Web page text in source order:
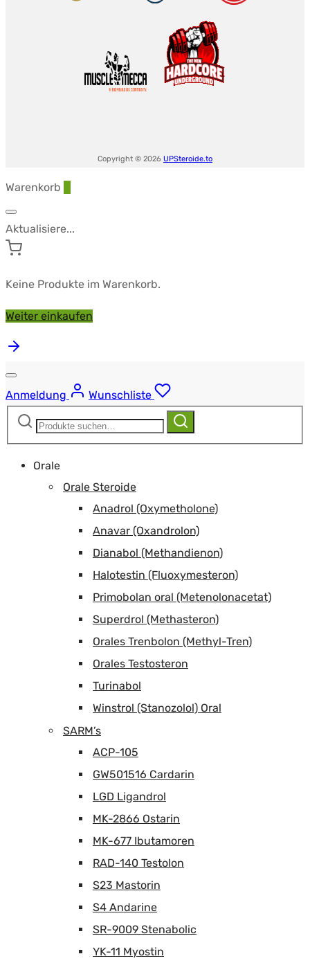
Copyright © 2026 UPSteroide.to
Warenkorb
Aktualisiere...
Keine Produkte im Warenkorb.
Weiter einkaufen
Anmeldung
Wunschliste
Suchen
Suchen
Orale
Orale Steroide
Anadrol (Oxymetholone)
Anavar (Oxandrolon)
Dianabol (Methandienon)
Halotestin (Fluoxymesteron)
Primobolan oral (Metenolonacetat)
Superdrol (Methasteron)
Orales Trenbolon (Methyl-Tren)
Orales Testosteron
Turinabol
Winstrol (Stanozolol) Oral
SARM’s
ACP-105
GW501516 Cardarin
LGD Ligandrol
MK-2866 Ostarin
MK-677 Ibutamoren
RAD-140 Testolon
S23 Mastorin
S4 Andarine
SR-9009 Stenabolic
YK-11 Myostin